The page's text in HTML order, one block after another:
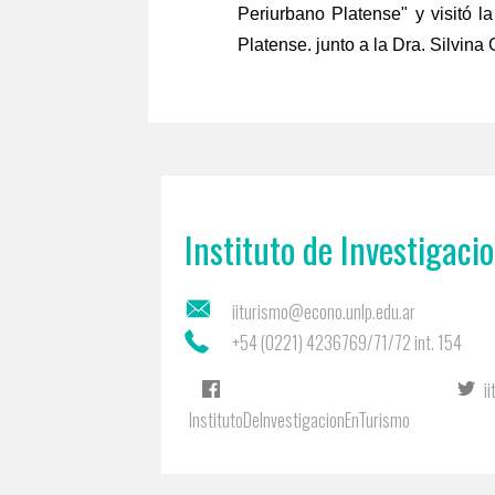
Periurbano Platense" y visitó
Platense. junto a la Dra. Silvina
Instituto de
iiturismo@econo.unlp.edu.ar
+54 (0221) 4236769/71/72 int. 154
InstitutoDeInvestigacionEnTurismo